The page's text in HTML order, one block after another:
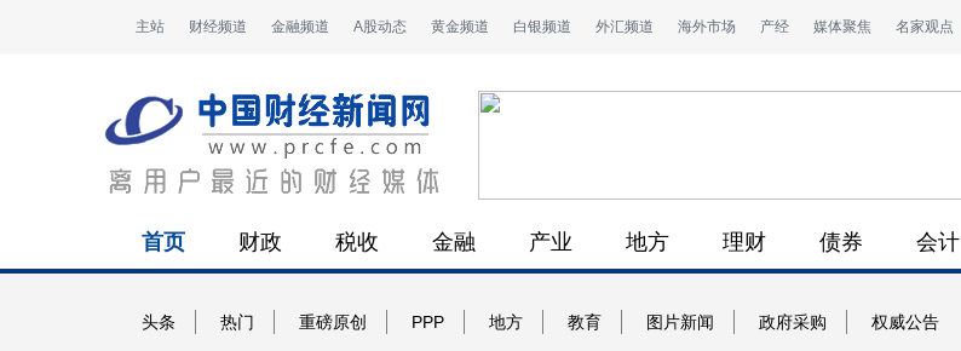
主站 财经频道 金融频道 A股动态 黄金频道 白银频道 外汇频道 海外市场 产经 媒体聚焦 名家观点
首页 财政 税收 金融 产业 地方 理财 债券 会计
头条 热门 重磅原创 PPP 地方 教育 图片新闻 政府采购 权威公告